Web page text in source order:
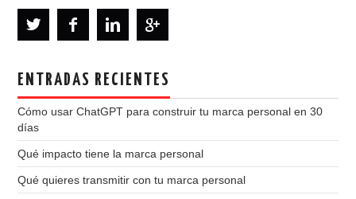
ENTRADAS RECIENTES
Cómo usar ChatGPT para construir tu marca personal en 30
días
Qué impacto tiene la marca personal
Qué quieres transmitir con tu marca personal